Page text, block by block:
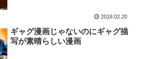
2018.02.20
ギャグ漫画じゃないのにギャグ描
写が素晴らしい漫画